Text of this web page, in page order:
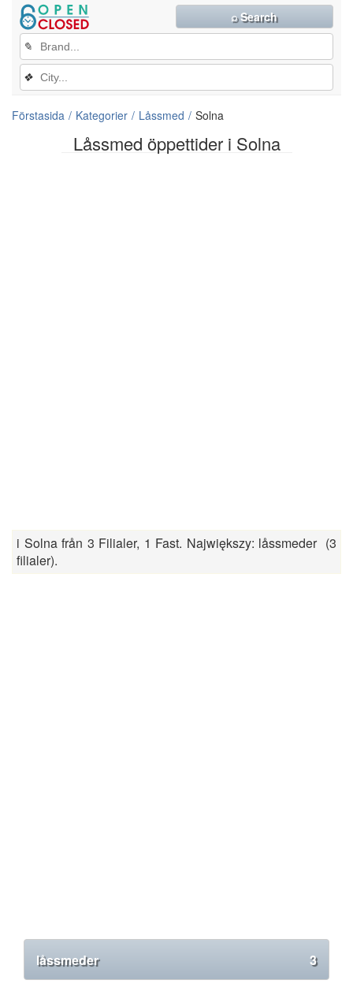
Låssmed öppettider i Solna
✎
❖
⌕ Search
Förstasida Kategorier Låssmed Solna
i Solna från 3 Filialer, 1 Fast. Największy: låssmeder (3
filialer).
låssmeder 3